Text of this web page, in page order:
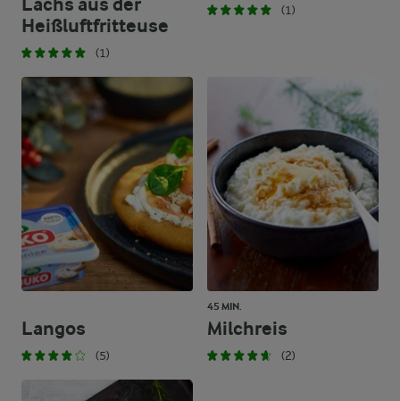
Heißluftfritteuse
(1)
(1)
Langos
(5)
45 MIN.
Milchreis
(2)